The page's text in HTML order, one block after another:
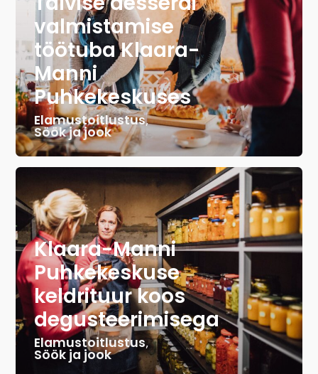
valmistamise
töötuba Klaara-
Manni
Puhkekeskuses
Elamustoitlustus,
Söök ja jook
Klaara-Manni
Puhkekeskuse
keldrituur koos
degusteerimisega
Elamustoitlustus,
Söök ja jook